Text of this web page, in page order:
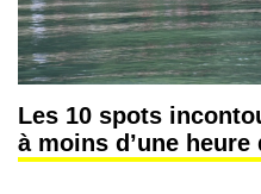
Les 10 spots
à moins d’une heure